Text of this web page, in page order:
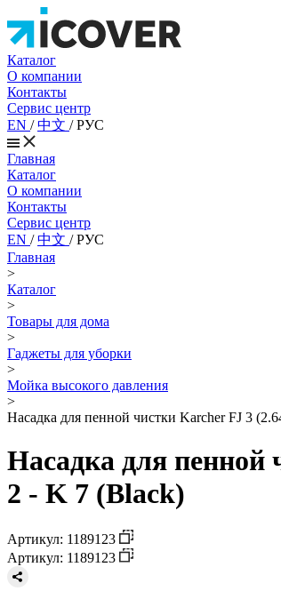
Каталог
О компании
Контакты
Сервис центр
EN /中文 /РУС
Главная
Каталог
О компании
Контакты
Сервис центр
EN /中文 /РУС
Главная
>
Каталог
>
Товары для дома
>
Гаджеты для уборки
>
Мойка высокого давления
>
Насадка для пенной чистки Karcher FJ 3
Насадка для пенной
2 - K 7 (Black)
Артикул: 1189123
Артикул: 1189123